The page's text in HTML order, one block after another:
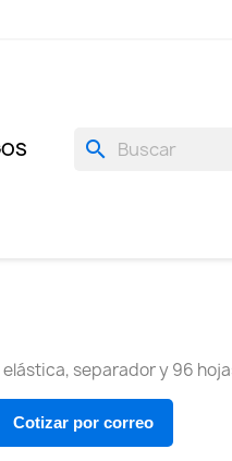
search
separador y 96
Cotizar por correo